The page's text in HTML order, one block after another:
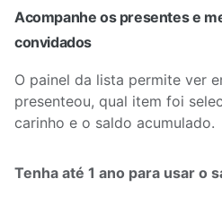
Acompanhe os presentes e
convidados
O painel da lista permite ver
presenteou, qual item foi
carinho e o saldo acumulado.
Tenha até 1 ano para usar o